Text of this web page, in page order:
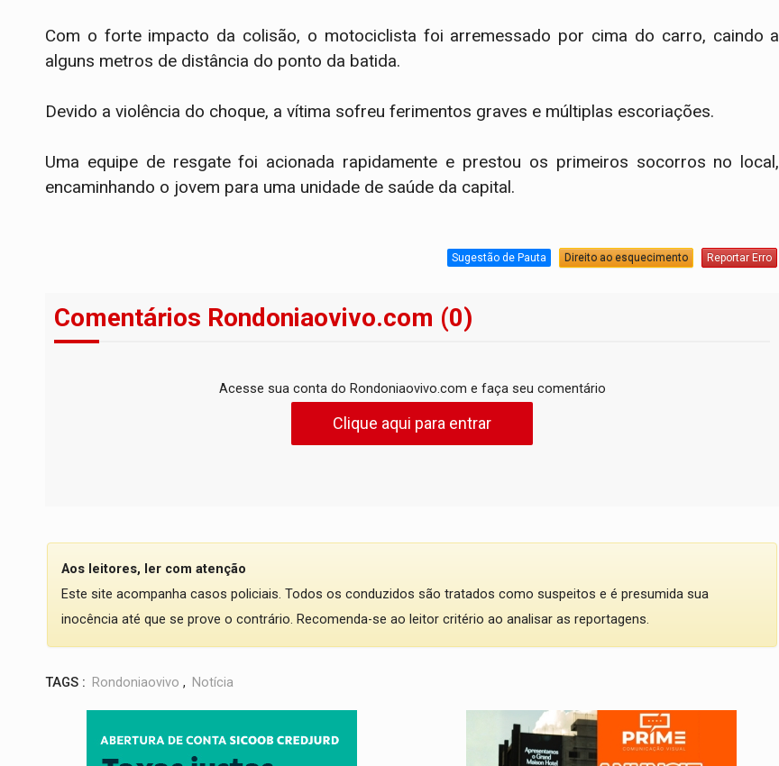
​Com o forte impacto da colisão, o motociclista foi arremessado por cima do carro, caindo a
alguns metros de distância do ponto da batida.
Devido a violência do choque, a vítima sofreu ferimentos graves e múltiplas escoriações.
Uma equipe de resgate foi acionada rapidamente e prestou os primeiros socorros no local,
encaminhando o jovem para uma unidade de saúde da capital.
Sugestão de Pauta Direito ao esquecimento Reportar Erro
Comentários Rondoniaovivo.com (0)
Acesse sua conta do Rondoniaovivo.com e faça seu comentário
Clique aqui para entrar
Aos leitores, ler com atenção
Este site acompanha casos policiais. Todos os conduzidos são tratados como suspeitos e é presumida sua
inocência até que se prove o contrário. Recomenda-se ao leitor critério ao analisar as reportagens.
TAGS : Rondoniaovivo , Notícia